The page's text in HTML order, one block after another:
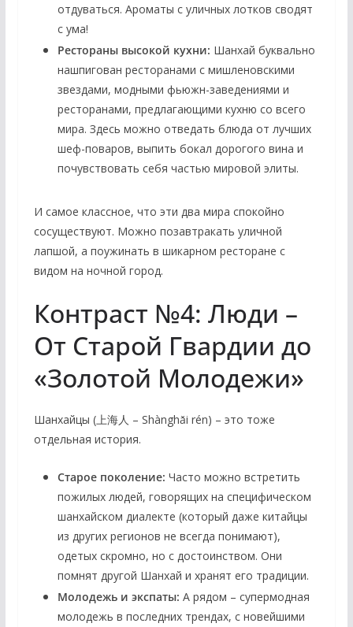
отдуваться. Ароматы с уличных лотков сводят
с ума!
Рестораны высокой кухни: Шанхай буквально
нашпигован ресторанами с мишленовскими
звездами, модными фьюжн-заведениями и
ресторанами, предлагающими кухню со всего
мира. Здесь можно отведать блюда от лучших
шеф-поваров, выпить бокал дорогого вина и
почувствовать себя частью мировой элиты.
И самое классное, что эти два мира спокойно
сосуществуют. Можно позавтракать уличной
лапшой, а поужинать в шикарном ресторане с
видом на ночной город.
Контраст №4: Люди –
От Старой Гвардии до
«Золотой Молодежи»
Шанхайцы (上海人 – Shànghǎi rén) – это тоже
отдельная история.
Старое поколение: Часто можно встретить
пожилых людей, говорящих на специфическом
шанхайском диалекте (который даже китайцы
из других регионов не всегда понимают),
одетых скромно, но с достоинством. Они
помнят другой Шанхай и хранят его традиции.
Молодежь и экспаты: А рядом – супермодная
молодежь в последних трендах, с новейшими